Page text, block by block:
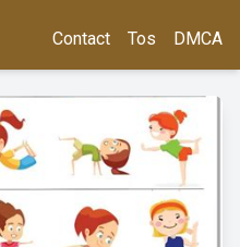
Contact Tos DMCA